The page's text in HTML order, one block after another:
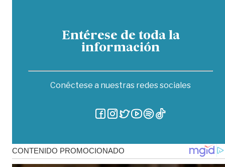
Entérese de toda la
información
Conéctese a nuestras redes sociales